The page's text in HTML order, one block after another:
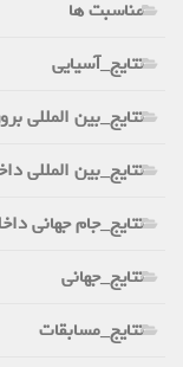
مناسبت ها
نتایج_آسیایی
نتایج_بین المللی
نتایج_بین المللی
نتایج_جام جهانی
نتایج_جهانی
نتایج_مسابقات